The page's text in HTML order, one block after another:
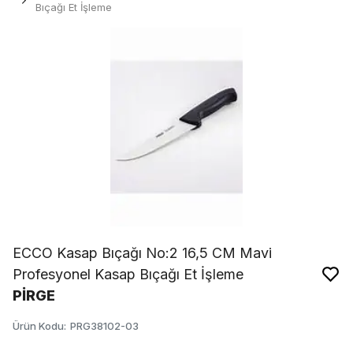
Bıçağı Et İşleme
ECCO Kasap Bıçağı No:2 16,5 CM Mavi
Profesyonel Kasap Bıçağı Et İşleme
PİRGE
Ürün Kodu: PRG38102-03